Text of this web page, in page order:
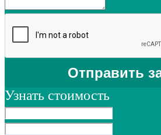
Узнать стоимость